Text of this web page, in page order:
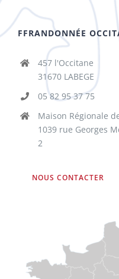
FFRANDONNÉE
457 l'Occitane
31670 LABEGE
05 82 95 37 75
Maison Régionale
1039 rue Georges
2
NOUS CONTACTER